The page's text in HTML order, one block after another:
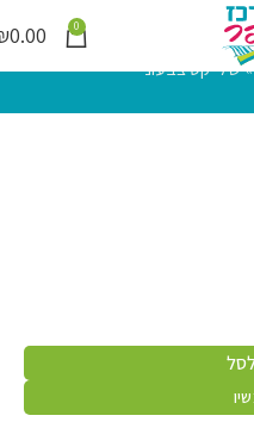
0
0.00
שלייקס צבעוני